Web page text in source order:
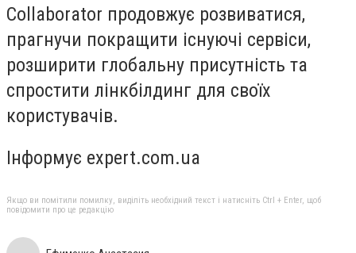
Collaborator продовжує розвиватися,
прагнучи покращити існуючі сервіси,
розширити глобальну присутність та
спростити лінкбілдинг для своїх
користувачів.
Інформує expert.com.ua
Якщо ви помітили помилку, виділіть необхідний текст і натисніть Ctrl + Enter, щоб
повідомити про це редакцію